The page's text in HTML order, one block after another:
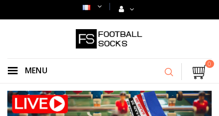
0
MENU